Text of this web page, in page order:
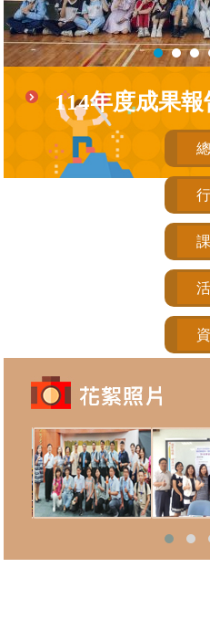
114年度成果報